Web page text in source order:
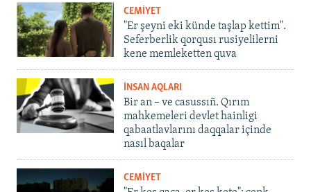
CEMİYET
"Er şeyni eki künde taşlap kettim".
Seferberlik qorqusı rusiyelilerni
kene memleketten quva
İNSAN AQLARI
Bir an – ve casussıñ. Qırım
mahkemeleri devlet hainligi
qabaatlavlarını daqqalar içinde
nasıl baqalar
CEMİYET